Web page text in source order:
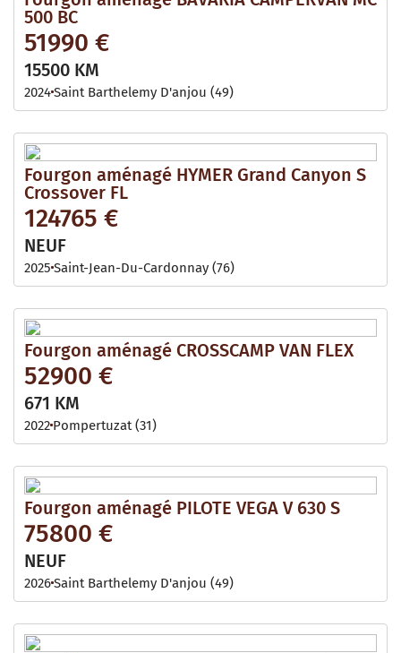
500 BC
51990 €
15500 KM
2024Saint Barthelemy D'anjou (49)
Fourgon aménagé HYMER Grand Canyon S
Crossover FL
124765 €
NEUF
2025 Saint-Jean-Du-Cardonnay (76)
Fourgon aménagé CROSSCAMP VAN FLEX
52900 €
671 KM
2022 Pompertuzat (31)
Fourgon aménagé PILOTE VEGA V 630 S
75800 €
NEUF
2026Saint Barthelemy D'anjou (49)